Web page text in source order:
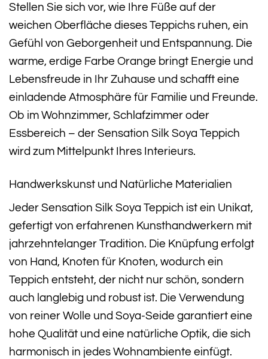
Stellen Sie sich vor, wie Ihre Füße auf der
weichen Oberfläche dieses Teppichs ruhen, ein
Gefühl von Geborgenheit und Entspannung. Die
warme, erdige Farbe Orange bringt Energie und
Lebensfreude in Ihr Zuhause und schafft eine
einladende Atmosphäre für Familie und Freunde.
Ob im Wohnzimmer, Schlafzimmer oder
Essbereich – der Sensation Silk Soya Teppich
wird zum Mittelpunkt Ihres Interieurs.
Handwerkskunst und Natürliche Materialien
Jeder Sensation Silk Soya Teppich ist ein Unikat,
gefertigt von erfahrenen Kunsthandwerkern mit
jahrzehntelanger Tradition. Die Knüpfung erfolgt
von Hand, Knoten für Knoten, wodurch ein
Teppich entsteht, der nicht nur schön, sondern
auch langlebig und robust ist. Die Verwendung
von reiner Wolle und Soya-Seide garantiert eine
hohe Qualität und eine natürliche Optik, die sich
harmonisch in jedes Wohnambiente einfügt.